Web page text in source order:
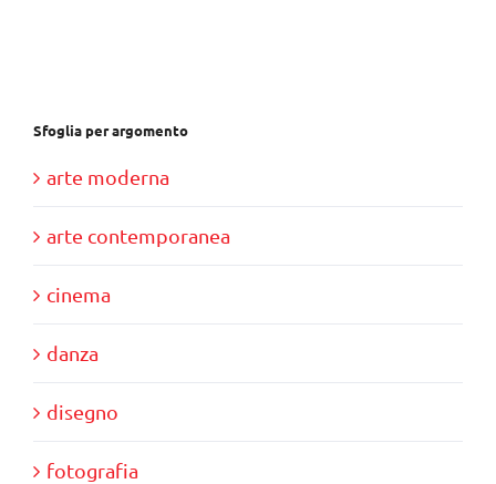
Sfoglia per argomento
arte moderna
arte contemporanea
cinema
danza
disegno
fotografia